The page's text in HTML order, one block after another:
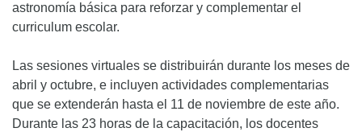
astronomía básica para reforzar y complementar el
curriculum escolar.
Las sesiones virtuales se distribuirán durante los meses de
abril y octubre, e incluyen actividades complementarias
que se extenderán hasta el 11 de noviembre de este año.
Durante las 23 horas de la capacitación, los docentes